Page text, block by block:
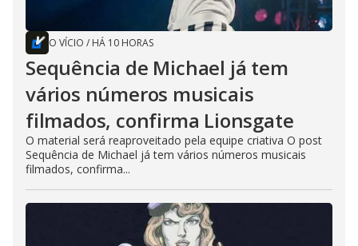
O VÍCIO / HÁ 10 HORAS
Sequência de Michael já tem
vários números musicais
filmados, confirma Lionsgate
O material será reaproveitado pela equipe criativa O post
Sequência de Michael já tem vários números musicais
filmados, confirma...